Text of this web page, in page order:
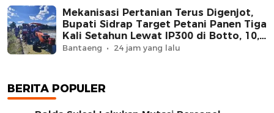
Mekanisasi Pertanian Terus Digenjot,
Bupati Sidrap Target Petani Panen Tiga
Kali Setahun Lewat IP300 di Botto, 10,5
Hektare Sawah Langsung Diolah
Bantaeng 24 jam yang lalu
BERITA POPULER